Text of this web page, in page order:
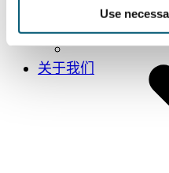
Use
Foreign trade
NRW-
关于我们